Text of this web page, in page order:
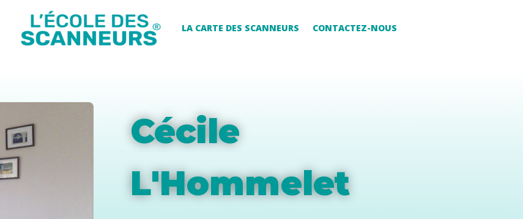
LA CARTE DES SCANNEURS CONTACTEZ-NOUS
Cécile
L'Hommelet